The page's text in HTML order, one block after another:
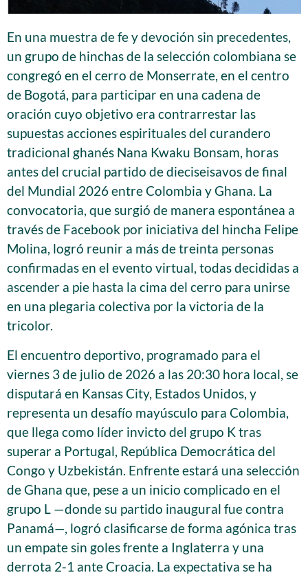
En una muestra de fe y devoción sin precedentes,
un grupo de hinchas de la selección colombiana se
congregó en el cerro de Monserrate, en el centro
de Bogotá, para participar en una cadena de
oración cuyo objetivo era contrarrestar las
supuestas acciones espirituales del curandero
tradicional ghanés Nana Kwaku Bonsam, horas
antes del crucial partido de dieciseisavos de final
del Mundial 2026 entre Colombia y Ghana. La
convocatoria, que surgió de manera espontánea a
través de Facebook por iniciativa del hincha Felipe
Molina, logró reunir a más de treinta personas
confirmadas en el evento virtual, todas decididas a
ascender a pie hasta la cima del cerro para unirse
en una plegaria colectiva por la victoria de la
tricolor.
El encuentro deportivo, programado para el
viernes 3 de julio de 2026 a las 20:30 hora local, se
disputará en Kansas City, Estados Unidos, y
representa un desafío mayúsculo para Colombia,
que llega como líder invicto del grupo K tras
superar a Portugal, República Democrática del
Congo y Uzbekistán. Enfrente estará una selección
de Ghana que, pese a un inicio complicado en el
grupo L —donde su partido inaugural fue contra
Panamá—, logró clasificarse de forma agónica tras
un empate sin goles frente a Inglaterra y una
derrota 2-1 ante Croacia. La expectativa se ha